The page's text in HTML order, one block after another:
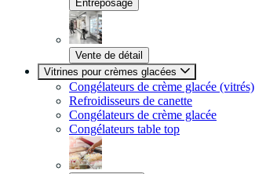
Entreposage
Vente de détail
Vitrines pour crèmes glacées
Congélateurs de crème glacée (vitrés)
Refroidisseurs de canette
Congélateurs de crème glacée
Congélateurs table top